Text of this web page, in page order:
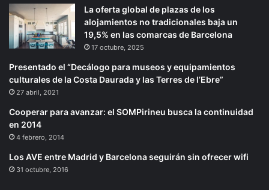
La oferta global de plazas de los
alojamientos no tradicionales baja un
19,5% en las comarcas de Barcelona
17 octubre, 2025
Presentado el “Decálogo para museos y equipamientos
culturales de la Costa Daurada y las Terres de l’Ebre”
27 abril, 2021
Cooperar para avanzar: el SOMPirineu busca la continuidad
en 2014
4 febrero, 2014
Los AVE entre Madrid y Barcelona seguirán sin ofrecer wifi
31 octubre, 2016